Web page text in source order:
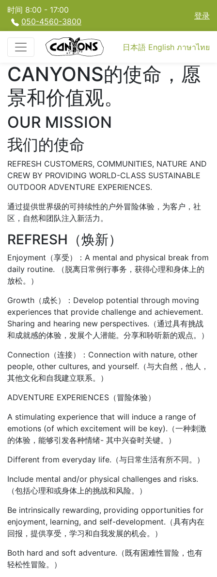
时间 8:00 - 17:00
050-4560-3800
登录
日本語 English ภาษาไทย
CANYONS的使命，愿
景和价值观。
OUR MISSION
我们的使命
REFRESH CUSTOMERS, COMMUNITIES, NATURE AND
CREW BY PROVIDING WORLD-CLASS SUSTAINABLE
OUTDOOR ADVENTURE EXPERIENCES.
通过提供世界级的可持续性的户外冒险体验，为客户，社
区，自然和团队注入新活力。
REFRESH（焕新）
Enjoyment（享受）：A mental and physical break from
daily routine. （脱离日常例行事务，获得心理和身体上的
放松。）
Growth（成长）：Develop potential through moving
experiences that provide challenge and achievement.
Sharing and hearing new perspectives.（通过具有挑战
和成就感的体验，发展个人潜能。分享和聆听新的观点。）
Connection（连接）：Connection with nature, other
people, other cultures, and yourself.（与大自然，他人，
其他文化和自我建立联系。）
ADVENTURE EXPERIENCES（冒险体验）
A stimulating experience that will induce a range of
emotions (of which excitement will be key).（一种刺激
的体验，能够引发各种情绪- 其中兴奋时关键。）
Different from everyday life.（与日常生活有所不同。）
Include mental and/or physical challenges and risks.
（包括心理和或身体上的挑战和风险。）
Be intrinsically rewarding, providing opportunities for
enjoyment, learning, and self-development.（具有内在
回报，提供享受，学习和自我发展的机会。）
Both hard and soft adventure.（既有困难性冒险，也有
轻松性冒险。）